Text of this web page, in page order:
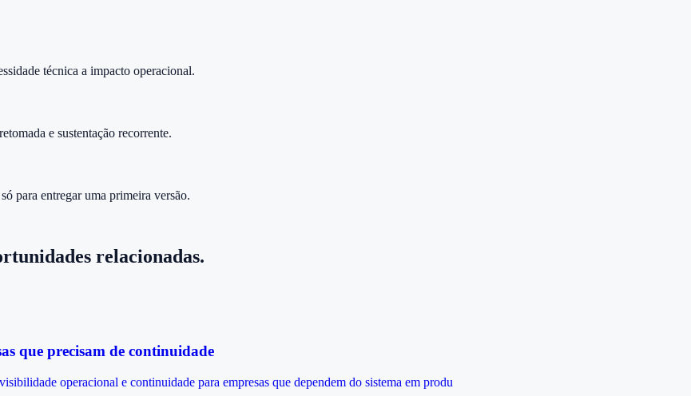
técnica a impacto operacional.
e sustentação recorrente.
para entregar uma primeira versão.
relacionadas.
que precisam de continuidade
operacional e continuidade para empresas que dependem do sistema em produ